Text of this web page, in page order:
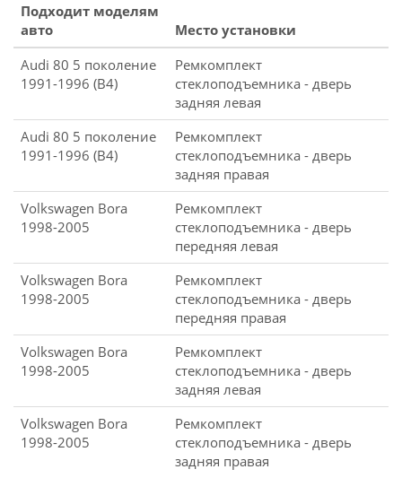
Подходит моделям
авто
Место установки
Audi 80 5 поколение
1991-1996 (B4)
Ремкомплект
стеклоподъемника - дверь
задняя левая
Audi 80 5 поколение
1991-1996 (B4)
Ремкомплект
стеклоподъемника - дверь
задняя правая
Volkswagen Bora
1998-2005
Ремкомплект
стеклоподъемника - дверь
передняя левая
Volkswagen Bora
1998-2005
Ремкомплект
стеклоподъемника - дверь
передняя правая
Volkswagen Bora
1998-2005
Ремкомплект
стеклоподъемника - дверь
задняя левая
Volkswagen Bora
1998-2005
Ремкомплект
стеклоподъемника - дверь
задняя правая